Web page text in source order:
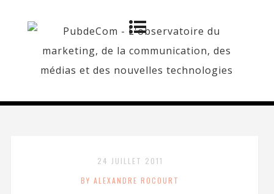
24 JUILLET 2011
BY ALEXANDRE ROCOURT